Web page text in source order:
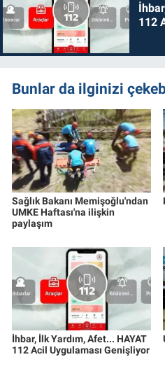
112
Bunlar da ilginizi
Sağlık Bakanı Memişoğlu'ndan
UMKE Haftası'na ilişkin
paylaşım
İhbar, İlk Yardım, Afet... HAYAT
112 Acil Uygulaması Genişliyor